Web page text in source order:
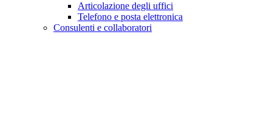
Articolazione degli uffici
Telefono e posta elettronica
Consulenti e collaboratori